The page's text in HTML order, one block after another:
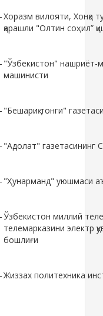
Хоразм вилояти, Хонқа
қарашли "Олтин соҳил”
"Ўзбекистон" нашриёт-
машинисти
"Бешариқ тонги"
"Адолат" газетасининг
"Ҳунарманд" уюшмаси
Ўзбекистон миллий
телемарказини электр
бошлиғи
Жиззах политехника